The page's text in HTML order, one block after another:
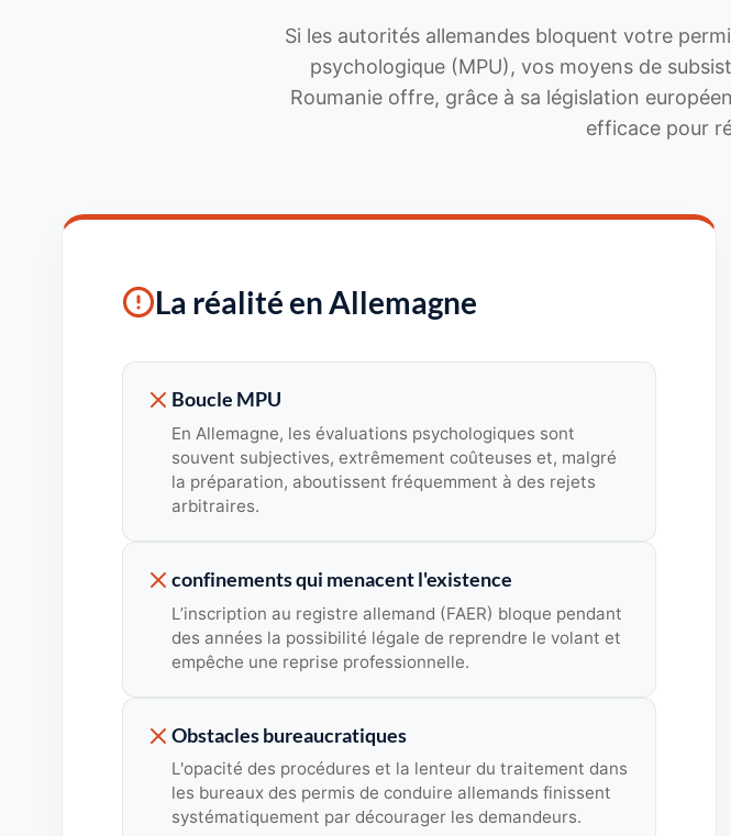
Si les autorités allemandes bloquent votre
psychologique (MPU), vos moyens de
Roumanie offre, grâce à sa législation
efficace pour
La réalité en Allemagne
Boucle MPU
En Allemagne, les évaluations psychologiques sont
souvent subjectives, extrêmement coûteuses et, malgré
la préparation, aboutissent fréquemment à des rejets
arbitraires.
confinements qui menacent l'existence
L’inscription au registre allemand (FAER) bloque pendant
des années la possibilité légale de reprendre le volant et
empêche une reprise professionnelle.
Obstacles bureaucratiques
L'opacité des procédures et la lenteur du traitement dans
les bureaux des permis de conduire allemands finissent
systématiquement par décourager les demandeurs.